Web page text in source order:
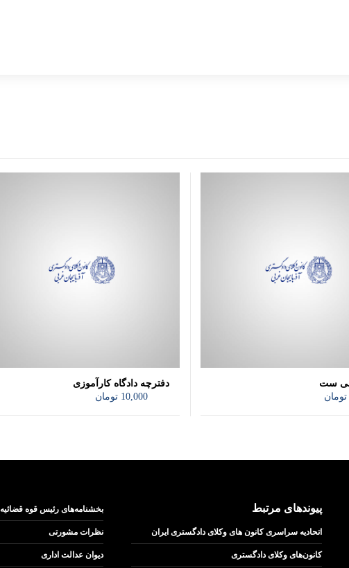
ست
تومان
دفترچه دادگاه کارآموزی
10,000 تومان
پیوندهای مرتبط
اتحادیه سراسری کانون های وکلای دادگستری ایران
کانون‌های وکلای دادگستری
بخشنامه‌های رئیس قوه قضائیه
نظرات مشورتی
دیوان عدالت اداری